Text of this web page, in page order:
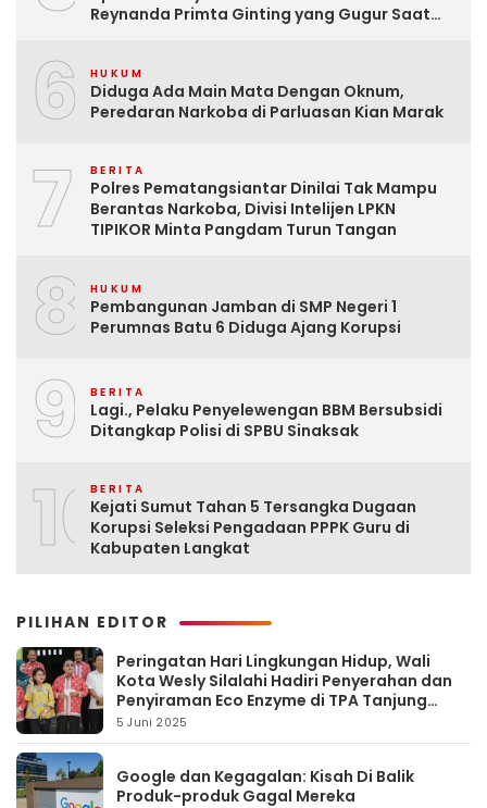
Reynanda Primta Ginting yang Gugur Saat
6 HUKUM
Diduga Ada Main Mata Dengan Oknum,
Peredaran Narkoba di Parluasan Kian Marak
7 BERITA
Polres Pematangsiantar Dinilai Tak Mampu
Berantas Narkoba, Divisi Intelijen LPKN
TIPIKOR Minta Pangdam Turun Tangan
8 HUKUM
Pembangunan Jamban di SMP Negeri 1
Perumnas Batu 6 Diduga Ajang Korupsi
9 BERITA
Lagi., Pelaku Penyelewengan BBM Bersubsidi
Ditangkap Polisi di SPBU Sinaksak
10BERITA
Kejati Sumut Tahan 5 Tersangka Dugaan
Korupsi Seleksi Pengadaan PPPK Guru di
Kabupaten Langkat
PILIHAN EDITOR
Peringatan Hari Lingkungan Hidup, Wali
Kota Wesly Silalahi Hadiri Penyerahan dan
Penyiraman Eco Enzyme di TPA Tanjung
Pinggir
5 Juni 2025
Google dan Kegagalan: Kisah Di Balik
Produk-produk Gagal Mereka